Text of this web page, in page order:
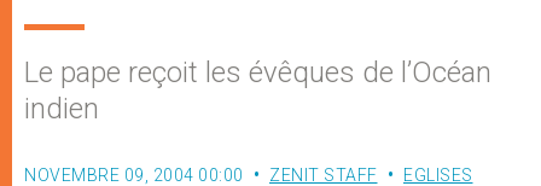
Le pape reçoit les évêques de l’Océan
indien
NOVEMBRE 09, 2004 00:00 ZENIT STAFF
EGLISES